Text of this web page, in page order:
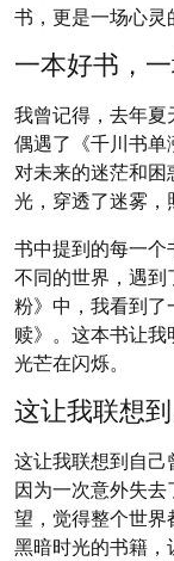
书，更是一场心灵
一本好书，
我曾记得，去年夏
偶遇了《千川书单
对未来的迷茫和
光，穿透了迷雾，
书中提到的每一个
不同的世界，遇
粉》中，我看到
赎》。这本书让
光芒在闪烁。
这让我联想
这让我联想到自
因为一次意外失
望，觉得整个世界
黑暗时光的书籍，